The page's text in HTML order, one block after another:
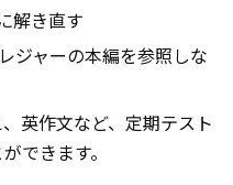
解き直す
ジャーの本編を参照しな
英作文など、定期テスト
できます。